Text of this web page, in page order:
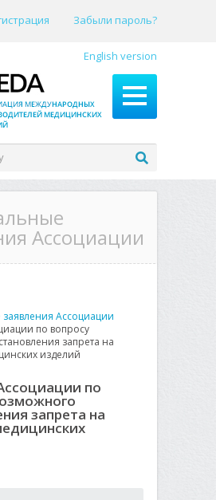
Забыли пароль?
English version
Ассоциации
Ассоциации
по вопросу
запрета на
изделий
по
запрета на